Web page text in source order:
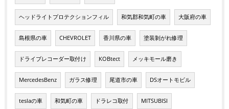
ヘッドライトプロテクションフィル 和気郡和気町の車 大阪府の車
島根県の車 CHEVROLET 香川県の車 塗装剝がれ修理
ドライブレコーダー取付け KOBtect メッキモール磨き
MercedesBenz ガラス修理 尾道市の車 DSオートモビル
teslaの車 和気町の車 ドラレコ取付 MITSUBISI